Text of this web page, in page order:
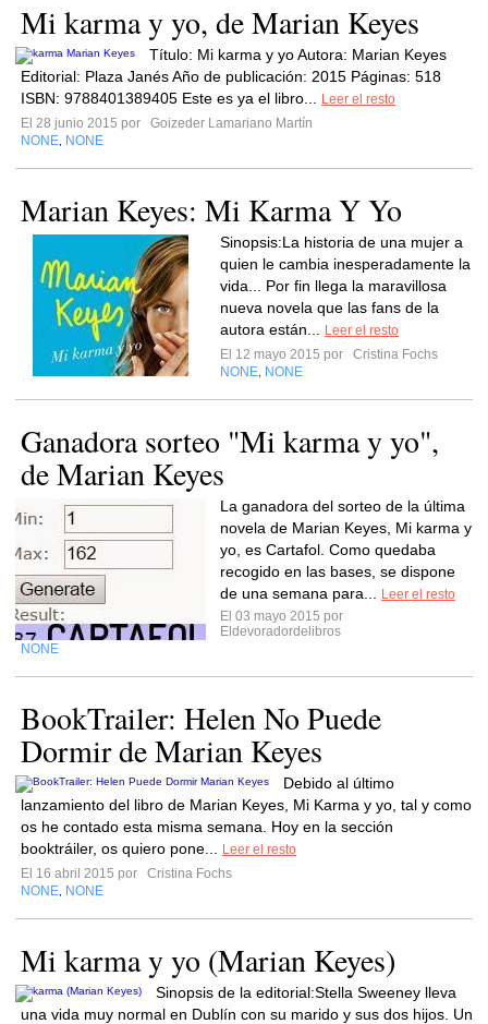
Mi karma y yo, de Marian Keyes
Título: Mi karma y yo Autora: Marian Keyes
Editorial: Plaza Janés Año de publicación: 2015 Páginas: 518
ISBN: 9788401389405 Este es ya el libro...
Leer el resto
El 28 junio 2015 por
Goizeder Lamariano Martín
NONE NONE
Marian Keyes: Mi Karma Y Yo
Sinopsis:La historia de una mujer a
quien le cambia inesperadamente la
vida... Por fin llega la maravillosa
nueva novela que las fans de la
autora están...
Leer el resto
El 12 mayo 2015 por
Cristina Fochs
NONE NONE
Ganadora sorteo "Mi karma y yo",
de Marian Keyes
La ganadora del sorteo de la última
novela de Marian Keyes, Mi karma y
yo, es Cartafol. Como quedaba
recogido en las bases, se dispone
de una semana para...
Leer el resto
El 03 mayo 2015 por
Eldevoradordelibros
NONE
BookTrailer: Helen No Puede
Dormir de Marian Keyes
Debido al último
lanzamiento del libro de Marian Keyes, Mi Karma y yo, tal y como
os he contado esta misma semana. Hoy en la sección
booktráiler, os quiero pone...
Leer el resto
El 16 abril 2015 por
Cristina Fochs
NONE NONE
Mi karma y yo (Marian Keyes)
Sinopsis de la editorial:Stella Sweeney lleva
una vida muy normal en Dublín con su marido y sus dos hijos. Un